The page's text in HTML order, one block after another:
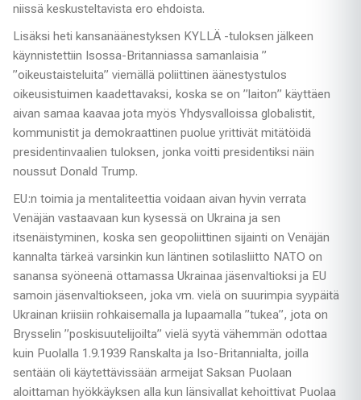
niissä keskusteltavista ero ehdoista.
Lisäksi heti kansanäänestyksen KYLLÄ -tuloksen jälkeen
käynnistettiin Isossa-Britanniassa samanlaisia ”
”oikeustaisteluita” viemällä poliittinen äänestystulos
oikeusistuimen kaadettavaksi, koska se on ”laiton” käyttäen
aivan samaa kaavaa jota myös Yhdysvalloissa globalistit,
kommunistit ja demokraattinen puolue yrittivät mitätöidä
presidentinvaalien tuloksen, jonka voitti presidentiksi näin
noussut Donald Trump.
EU:n toimia ja mentaliteettia voidaan aivan hyvin verrata
Venäjän vastaavaan kun kysessä on Ukraina ja sen
itsenäistyminen, koska sen geopoliittinen sijainti on Venäjän
kannalta tärkeä varsinkin kun läntinen sotilasliitto NATO on
sanansa syöneenä ottamassa Ukrainaa jäsenvaltioksi ja EU
samoin jäsenvaltiokseen, joka vm. vielä on suurimpia syypäitä
Ukrainan kriisiin rohkaisemalla ja lupaamalla ”tukea”, jota on
Brysselin ”poskisuutelijoilta” vielä syytä vähemmän odottaa
kuin Puolalla 1.9.1939 Ranskalta ja Iso-Britannialta, joilla
sentään oli käytettävissään armeijat Saksan Puolaan
aloittaman hyökkäyksen alla kun länsivallat kehoittivat Puolaa